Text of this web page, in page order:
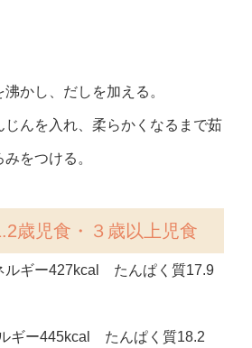
かし、だしを加える。
んを入れ、柔らかくなるまで茹
をつける。
歳児食・３歳以上児食
ルギー427kcal たんぱく質17.9
ルギー445kcal たんぱく質18.2